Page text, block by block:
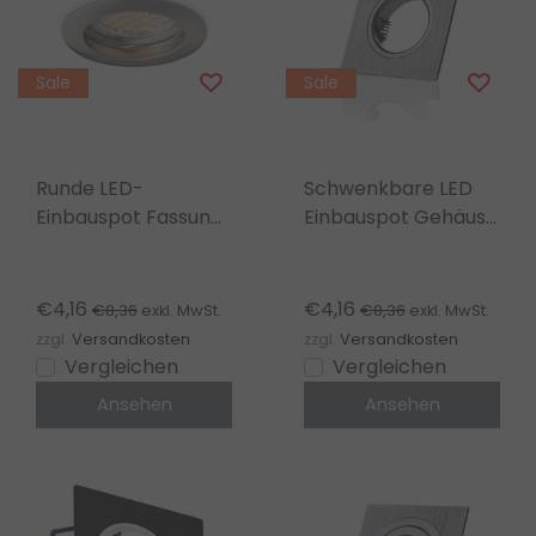
Sale
Runde LED-
Einbauspot Fassung
€4,16 €8,36 exkl. MwSt.
zzgl. Versandkosten
Vergleichen
Ansehen
Sale
Schwenkbare LED
Einbauspot Gehäuse
€4,16 €8,36 exkl. MwSt.
zzgl. Versandkosten
Vergleichen
Ansehen